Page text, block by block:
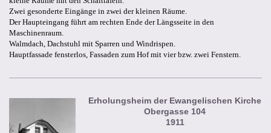
Zwei gesonderte Eingänge in zwei der kleinen Räume.
Der Haupteingang führt am rechten Ende der Längsseite in den
Maschinenraum.
Walmdach, Dachstuhl mit Sparren und Windrispen.
Hauptfassade fensterlos, Fassaden zum Hof mit vier bzw. zwei Fenstern.
Erholungsheim der Ewangelischen Kirche
Obergasse 104
1911